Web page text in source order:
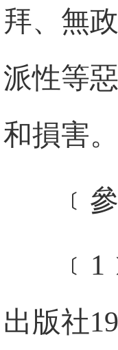
拜、無
派性等
和損害。
﹝
出版社